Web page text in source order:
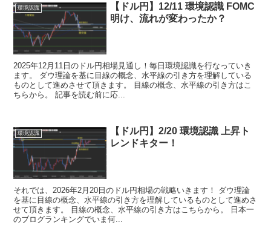
環境認識
【ドル円】12/11 環境認識 FOMC
明け、流れが変わったか？
2025年12月11日のドル円相場見通し！毎日環境認識を行なっていき
ます。 ダウ理論を基に目線の概念、水平線の引き方を理解している
ものとして進めさせて頂きます。 目線の概念、水平線の引き方はこ
ちらから。 記事を読む前に応...
環境認識
【ドル円】2/20 環境認識 上昇ト
レンドキター！
それでは、2026年2月20日のドル円相場の戦略いきます！ ダウ理論
を基に目線の概念、水平線の引き方を理解しているものとして進めさ
せて頂きます。 目線の概念、水平線の引き方はこちらから。 日本一
のブログランキングでいま何...